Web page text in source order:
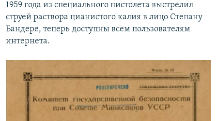
1959 года из специального пистолета выстрелил
струей раствора цианистого калия в лицо Степану
Бандере, теперь доступны всем пользователям
интернета.